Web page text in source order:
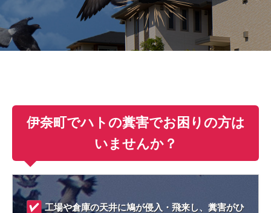
伊奈町でハトの糞害でお困りの方は
いませんか？
工場や倉庫の天井に鳩が侵入・飛来し、糞害がひ